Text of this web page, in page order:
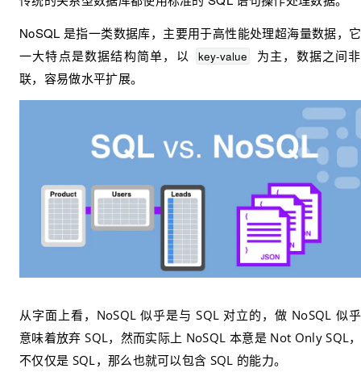
NoSQL 是指一类数据库，主要用于高性能处理超海量数据，
一大特点是数据结构简单，以
key-value
为主，数据之间
联，容易做水平扩展。
从字面上看，NoSQL 似乎是与 SQL 对立的，做 NoSQL 似
意味着放弃 SQL，然而实际上 NoSQL 本意是 Not Only SQL
不仅仅是 SQL，那么也就可以包含 SQL 的能力。